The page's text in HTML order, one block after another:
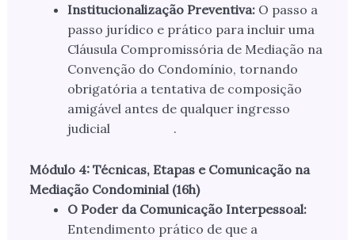
Institucionalização Preventiva:O passo a
passo jurídico e prático para incluir uma
Cláusula Compromissória de Mediação na
Convenção do Condomínio, tornando
obrigatória a tentativa de composição
amigável antes de qualquer ingresso
judicial
.
Módulo 4: Técnicas, Etapas e Comunicação na
Mediação Condominial (16h)
O Poder da Comunicação Interpessoal:
Entendimento prático de que a